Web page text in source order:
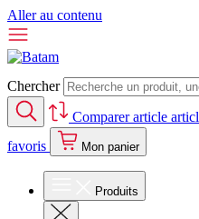
Aller au contenu
Chercher
Comparerarticle
favoris
Mon panier
Produits